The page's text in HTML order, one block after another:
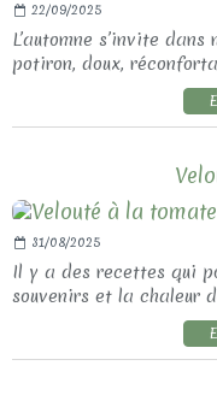
22/09/2025
L’automne s’invite
potiron, doux,
31/08/2025
Il y a des recettes qui
souvenirs et la chaleur